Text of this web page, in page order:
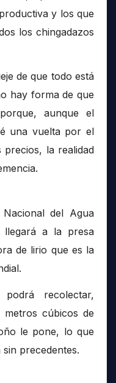
y los que
los chingadazos
de que todo está
hay forma de que
aunque el
una vuelta por el
la realidad
del Agua
llegará a la presa
de lirio que es la
podrá recolectar,
cúbicos de
le pone, lo que
precedentes.